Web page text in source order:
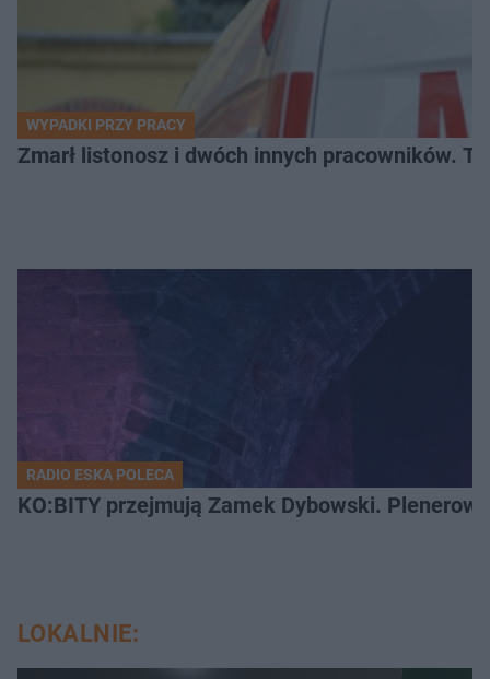
WYPADKI PRZY PRACY
Zmarł listonosz i dwóch innych pracowników.
RADIO ESKA POLECA
KO:BITY przejmują Zamek Dybowski.
LOKALNIE: